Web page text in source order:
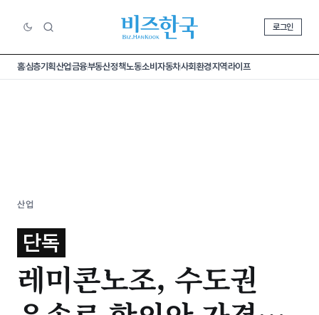
로그인
홈심층기획산업금융부동산정책노동소비 자동차사회환경지역라이프
산업
단독
레미콘노조, 수도권